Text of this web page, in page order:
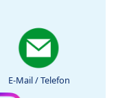
E-Mail / Telefon